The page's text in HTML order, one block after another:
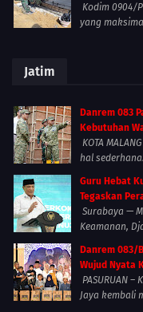
Kodim 0904/
yang
Jatim
Danrem 083
Kebutuhan
KOTA
hal
Guru Hebat
Tegaskan
Surabaya —
Keamanan,
Danrem 083/
Wujud Nyata
PASURUAN
Jaya kembali